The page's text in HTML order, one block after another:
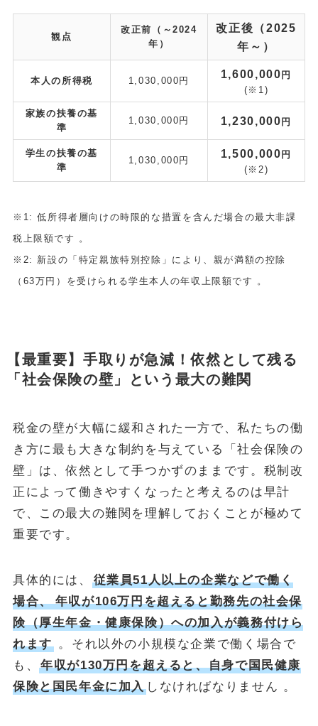
観点
改正前（～2024
年）
改正後（2025
年～）
本人の所得税 1,030,000円
1,600,000 円
(※1)
家族の扶養の基
準
1,030,000円 1,230,000 円
学生の扶養の基
準
1,030,000円
1,500,000 円
(※2)
※1: 低所得者層向けの時限的な措置を含んだ場合の最大非課
税上限額です 。
※2: 新設の「特定親族特別控除」により、親が満額の控除
（63万円）を受けられる学生本人の年収上限額です 。
【最重要】手取りが急減！依然として残る
「社会保険の壁」という最大の難関
税金の壁が大幅に緩和された一方で、私たちの働
き方に最も大きな制約を与えている「社会保険の
壁」は、依然として手つかずのままです。税制改
正によって働きやすくなったと考えるのは早計
で、この最大の難関を理解しておくことが極めて
重要です。
具体的には、
従業員51人以上の企業などで働く
場合、 年収が106万円を超えると勤務先の社会保
険（厚生年金・健康保険）への加入が義務付けら
れます。それ以外の小規模な企業で働く場合で
も、年収が130万円を超えると、自身で国民健康
保険と国民年金に加入 しなければなりません 。